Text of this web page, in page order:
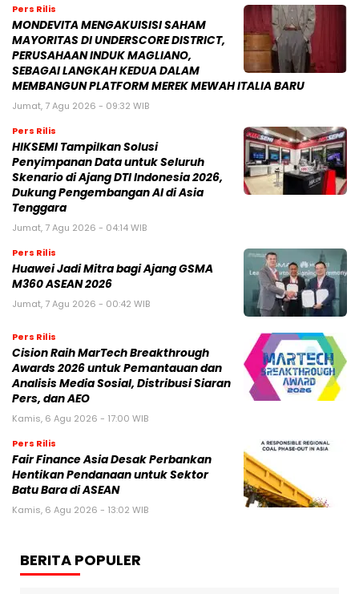
Pers Rilis
MONDEVITA MENGAKUISISI SAHAM
MAYORITAS DI UNDERSCORE DISTRICT,
PERUSAHAAN INDUK MAGLIANO,
SEBAGAI LANGKAH KEDUA DALAM
MEMBANGUN PLATFORM MEREK MEWAH ITALIA BARU
Jumat, 7 Agu 2026 - 09:32 WIB
Pers Rilis
HIKSEMI Tampilkan Solusi
Penyimpanan Data untuk Seluruh
Skenario di Ajang DTI Indonesia 2026,
Dukung Pengembangan AI di Asia
Tenggara
Jumat, 7 Agu 2026 - 04:14 WIB
Pers Rilis
Huawei Jadi Mitra bagi Ajang GSMA
M360 ASEAN 2026
Jumat, 7 Agu 2026 - 00:42 WIB
Pers Rilis
Cision Raih MarTech Breakthrough
Awards 2026 untuk Pemantauan dan
Analisis Media Sosial, Distribusi Siaran
Pers, dan AEO
Kamis, 6 Agu 2026 - 17:00 WIB
Pers Rilis
Fair Finance Asia Desak Perbankan
Hentikan Pendanaan untuk Sektor
Batu Bara di ASEAN
Kamis, 6 Agu 2026 - 13:02 WIB
BERITA POPULER